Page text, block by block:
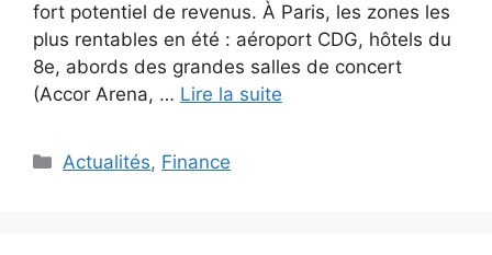
fort potentiel de revenus. À Paris, les zones les
plus rentables en été : aéroport CDG, hôtels du
8e, abords des grandes salles de concert
(Accor Arena, … Lire la suite
Catégories
Actualités, Finance